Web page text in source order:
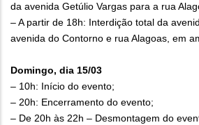
da avenida Getúlio Vargas para a rua
– A partir de 18h: Interdição total da
avenida do Contorno e rua Alagoas, em
Domingo, dia 15/03
– 10h: Início do evento;
– 20h: Encerramento do evento;
– De 20h às 22h – Desmontagem do